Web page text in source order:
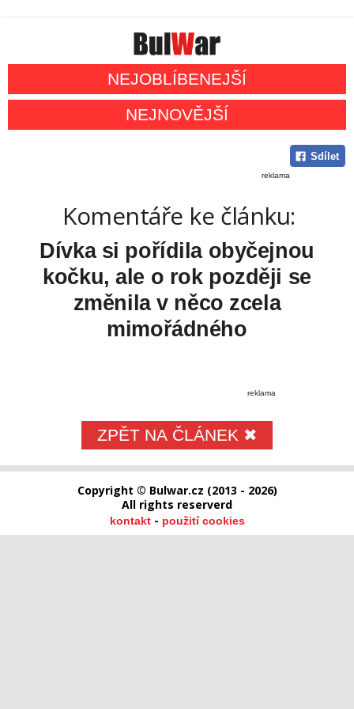
NEJOBLÍBENEJŠÍ
NEJNOVĚJŠÍ
Sdílet
reklama
Komentáře ke článku:
Dívka si pořídila obyčejnou
kočku, ale o rok později se
změnila v něco zcela
mimořádného
reklama
ZPĚT NA ČLÁNEK ✖
Copyright © Bulwar.cz (2013 - 2026)
All rights reserverd
kontakt- použití cookies